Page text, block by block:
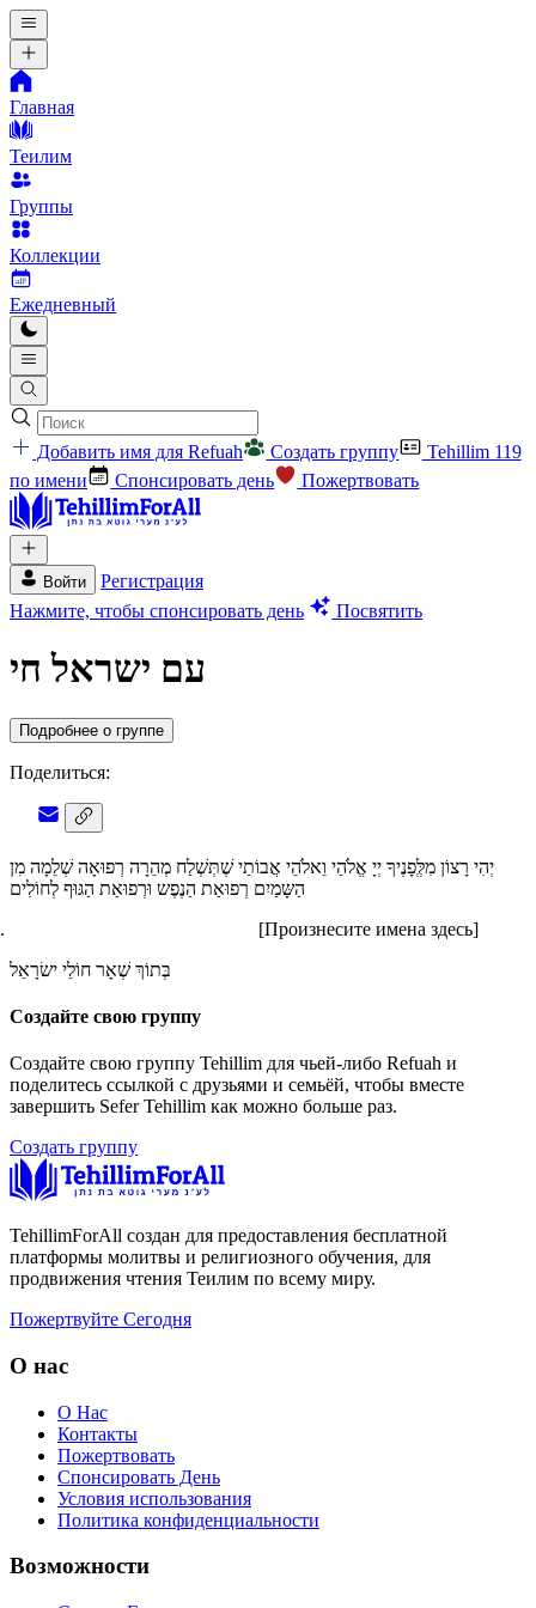
Главная
Теилим
Группы
Коллекции
Ежедневный
Добавить имя для Refuah Создать группу
Tehillim 119
по имени
Спонсировать день Пожертвовать
Войти
Регистрация
Нажмите, чтобы спонсировать день
Посвятить
עם ישראל חי
Подробнее о группе
Поделиться:
יְהִי רָצוֹן מִלְְּפָנֶיךָ יְיָ אֱלֹהַי וֵאלֹהֵי אֲבוֹתַי שֶׁתְּשְׁלַח מְהֵרָה רְפוּאָה שְׁלֵמָה מִן
הַשָּמַיִם רְפוּאַת הַנֶפֶש וּרְפוּאַת הַגּוּף לְחוֹלִים
[Произнесите имена здесь]
בְּתוֹךְ שְׁאָר חוֹלֵי ישׂרָאֵל
Создайте свою группу
Создайте свою группу Tehillim для чьей-либо Refuah и
поделитесь ссылкой с друзьями и семьёй, чтобы вместе
завершить Sefer Tehillim как можно больше раз.
Создать группу
TehillimForAll создан для предоставления бесплатной
платформы молитвы и религиозного обучения, для
продвижения чтения Теилим по всему миру.
Пожертвуйте Сегодня
О нас
О Нас
Контакты
Пожертвовать
Спонсировать День
Условия использования
Политика конфиденциальности
Возможности